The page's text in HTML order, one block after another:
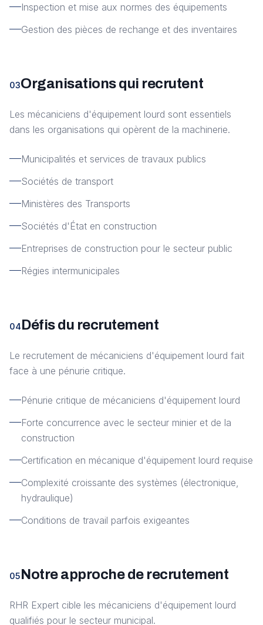
Inspection et mise aux normes des équipements
Gestion des pièces de rechange et des inventaires
03Organisations qui recrutent
Les mécaniciens d'équipement lourd sont essentiels
dans les organisations qui opèrent de la machinerie.
Municipalités et services de travaux publics
Sociétés de transport
Ministères des Transports
Sociétés d'État en construction
Entreprises de construction pour le secteur public
Régies intermunicipales
04Défis du recrutement
Le recrutement de mécaniciens d'équipement lourd fait
face à une pénurie critique.
Pénurie critique de mécaniciens d'équipement lourd
Forte concurrence avec le secteur minier et de la
construction
Certification en mécanique d'équipement lourd requise
Complexité croissante des systèmes (électronique,
hydraulique)
Conditions de travail parfois exigeantes
05Notre approche de recrutement
RHR Expert cible les mécaniciens d'équipement lourd
qualifiés pour le secteur municipal.